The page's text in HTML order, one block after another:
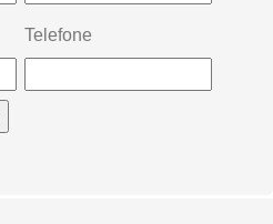
Telefone